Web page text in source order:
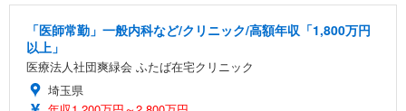
「医師常勤」一般内科など/クリニック/高額年収「1,800万円
以上」
医療法人社団爽緑会 ふたば在宅クリニック
埼玉県